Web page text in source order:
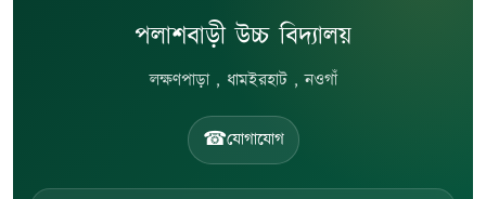
পলাশবাড়ী উচ্চ বিদ্যালয়
লক্ষণপাড়া , ধামইরহাট , নওগাঁ
☎যোগাযোগ